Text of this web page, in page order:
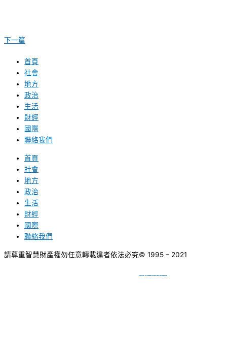
下一篇
首頁
社會
地方
政治
生活
財經
國際
聯絡我們
首頁
社會
地方
政治
生活
財經
國際
聯絡我們
請尊重智慧財產權勿任意轉載違者依法必究© 1995 – 2021